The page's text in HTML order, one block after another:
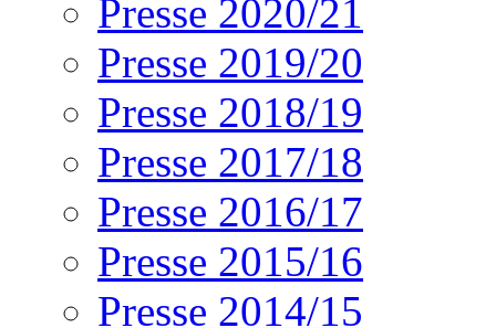
Presse 2020/21
Presse 2019/20
Presse 2018/19
Presse 2017/18
Presse 2016/17
Presse 2015/16
Presse 2014/15